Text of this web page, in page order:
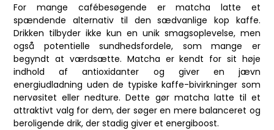
For mange cafébesøgende er matcha latte et
spændende alternativ til den sædvanlige kop kaffe.
Drikken tilbyder ikke kun en unik smagsoplevelse, men
også potentielle sundhedsfordele, som mange er
begyndt at værdsætte. Matcha er kendt for sit høje
indhold af antioxidanter og giver en jævn
energiudladning uden de typiske kaffe-bivirkninger som
nervøsitet eller nedture. Dette gør matcha latte til et
attraktivt valg for dem, der søger en mere balanceret og
beroligende drik, der stadig giver et energiboost.